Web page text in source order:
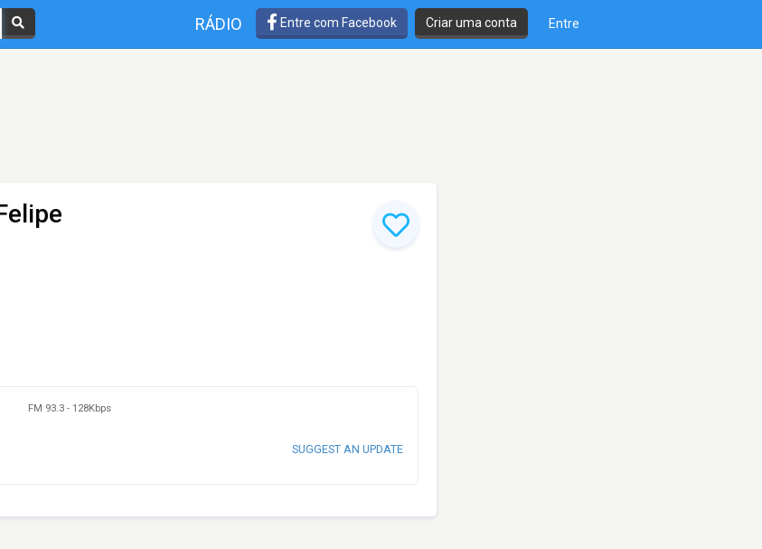
RÁDIO Entre com Facebook Criar uma conta Entre
FM 93.3 - 128Kbps
SUGGEST AN UPDATE